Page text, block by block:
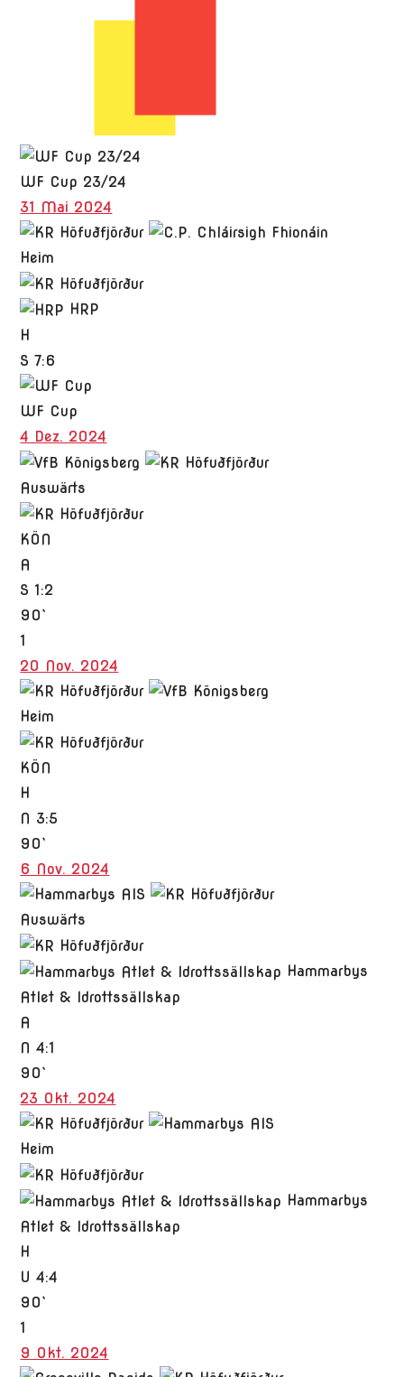
WF Cup 23/24
31 Mai 2024
Heim
HRP
H
S 7:6
WF Cup
4 Dez. 2024
Auswärts
KÖN
A
S 1:2
90`
1
20 Nov. 2024
Heim
KÖN
H
N 3:5
90`
6 Nov. 2024
Auswärts
Hammarbys
Atlet & Idrottssällskap
A
N 4:1
90`
23 Okt. 2024
Heim
Hammarbys
Atlet & Idrottssällskap
H
U 4:4
90`
1
9 Okt. 2024